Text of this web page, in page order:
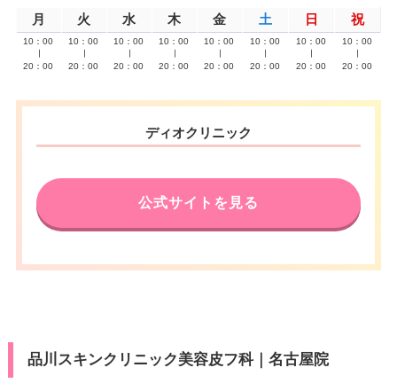
月 火 水 木 金 土 日 祝
10：00
20：00
10：00
20：00
10：00
20：00
10：00
20：00
10：00
20：00
10：00
20：00
10：00
20：00
10：00
20：00
ディオクリニック
公式サイトを見る
品川スキンクリニック美容皮フ科｜名古屋院